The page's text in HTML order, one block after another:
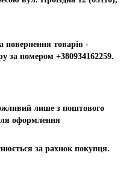
повернення товарів -
за номером +380934162259.
лише з поштового
оформлення
за рахнок покупця.